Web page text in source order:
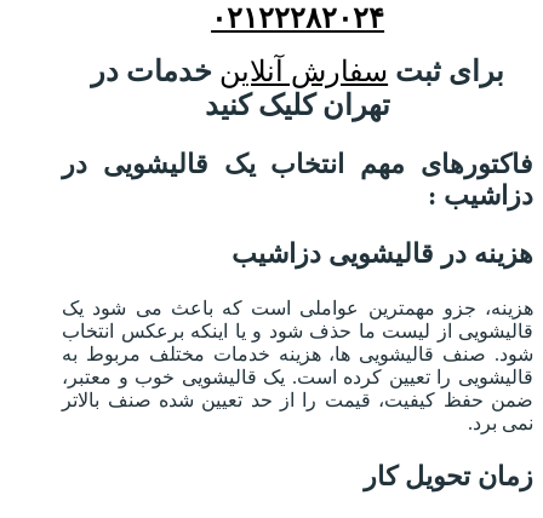
۰۲۱۲۲۲۸۲۰۲۴
برای ثبت سفارش آنلاین خدمات در
تهران کلیک کنید
فاکتورهای مهم انتخاب یک قالیشویی در
دزاشیب :
هزینه در قالیشویی دزاشیب
هزینه، جزو مهمترین عواملی است که باعث می شود یک
قالیشویی از لیست ما حذف شود و یا اینکه برعکس انتخاب
شود. صنف قالیشویی ها، هزینه خدمات مختلف مربوط به
قالیشویی را تعیین کرده است. یک قالیشویی خوب و معتبر،
ضمن حفظ کیفیت، قیمت را از حد تعیین شده صنف بالاتر
نمی برد.
زمان تحویل کار